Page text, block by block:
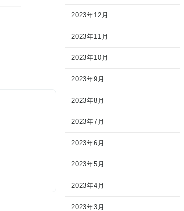
2023年12月
2023年11月
2023年10月
2023年9月
2023年8月
2023年7月
2023年6月
2023年5月
2023年4月
2023年3月